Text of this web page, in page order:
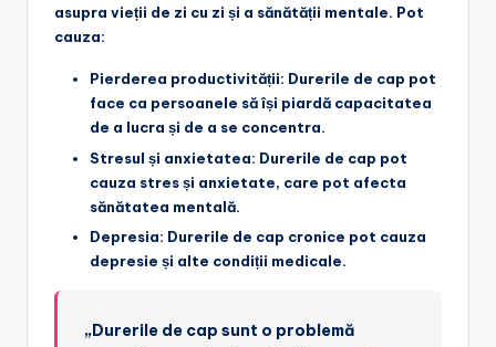
asupra vieții de zi cu zi și a sănătății mentale. Pot
cauza:
Pierderea productivității: Durerile de cap pot
face ca persoanele să își piardă capacitatea
de a lucra și de a se concentra.
Stresul și anxietatea: Durerile de cap pot
cauza stres și anxietate, care pot afecta
sănătatea mentală.
Depresia: Durerile de cap cronice pot cauza
depresie și alte condiții medicale.
„Durerile de cap sunt o problemă